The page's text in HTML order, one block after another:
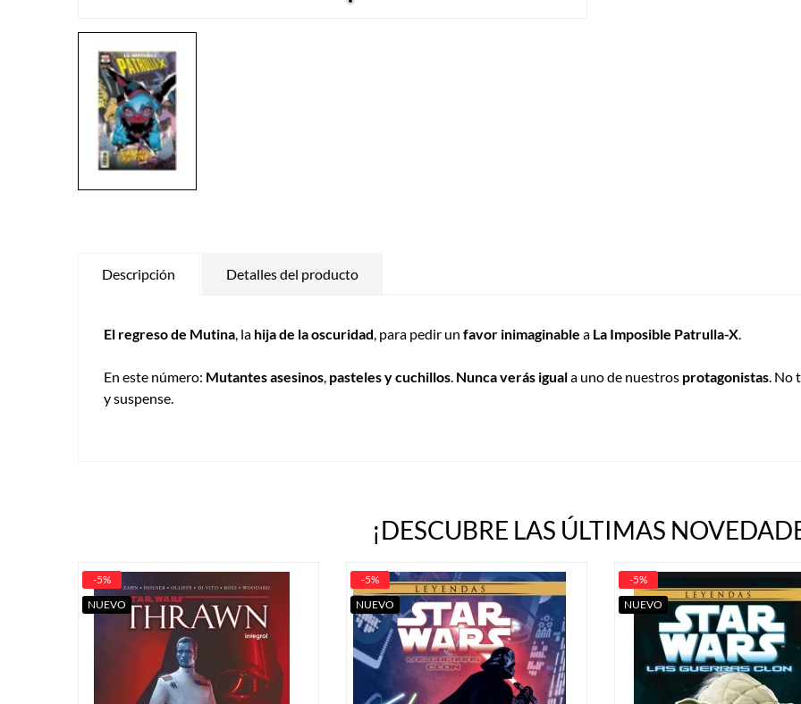
Descripción Detalles del producto
El regreso de Mutina , la hija de la oscuridad , para pedir un favor inimaginable a La Imposible Patrulla-X
En este número: Mutantes asesinos pasteles y cuchillos Nunca verás iguala uno de nuestros protagonistas .
y suspense.
¡DESCUBRE LAS ÚLTIMAS
-5%
NUEVO
-5%
NUEVO
-5%
NUEVO